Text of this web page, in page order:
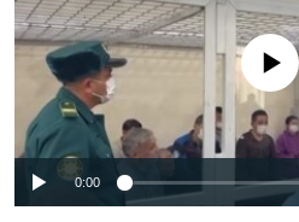
Айни дамда медиа-
0:00